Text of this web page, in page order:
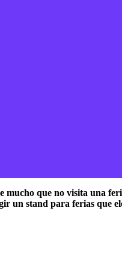
que no visita una
un stand para ferias que